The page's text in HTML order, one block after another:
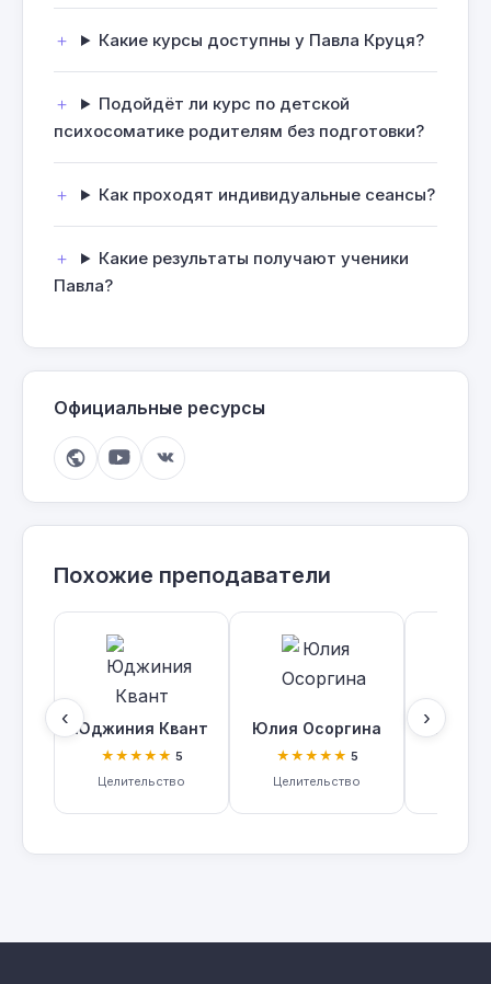
Какие курсы доступны у Павла Круця?
Подойдёт ли курс по детской
психосоматике родителям без подготовки?
Как проходят индивидуальные сеансы?
Какие результаты получают ученики
Павла?
Официальные ресурсы
Похожие преподаватели
‹ Юджиния Квант
★★★★★ 5
Целительство
Юлия Осоргина
★★★★★ 5
Целительство
›